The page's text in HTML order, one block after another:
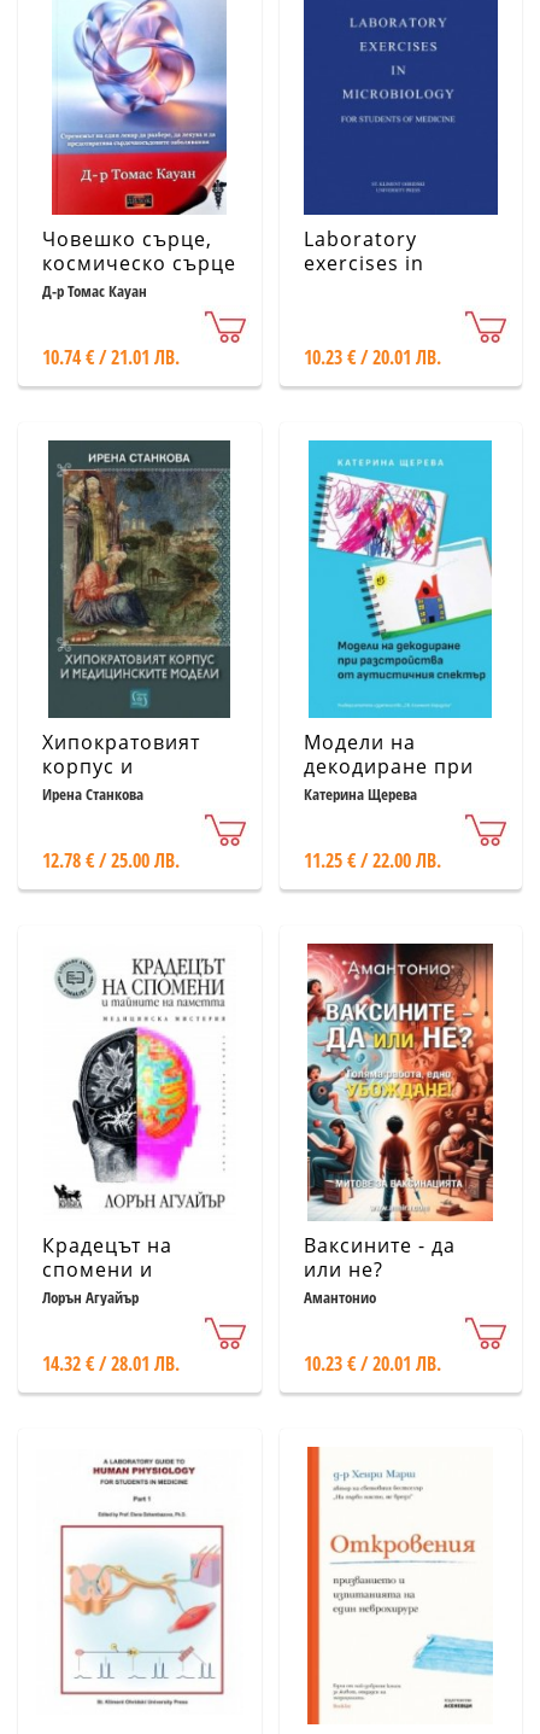
Човешко сърце,
космическо сърце
Д-р Томас Кауан
10.74 € / 21.01 ЛВ.
Laboratory
exercises in
10.23 € / 20.01 ЛВ.
Хипократовият
корпус и
медицинските
Ирена Станкова
12.78 € / 25.00 ЛВ.
Модели на
декодиране при
разстройства от
Катерина Щерева
11.25 € / 22.00 ЛВ.
Крадецът на
спомени и
тайните на
мистерия
Лорън Агуайър
14.32 € / 28.01 ЛВ.
Ваксините - да
или не?
Амантонио
10.23 € / 20.01 ЛВ.